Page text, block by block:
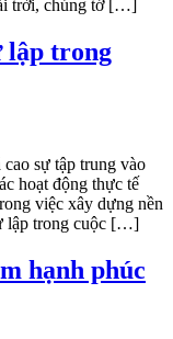
trời, chúng tớ […]
lập trong
sự tập trung vào
hoạt động thực tế
việc xây dựng nền
lập trong cuộc […]
hạnh phúc